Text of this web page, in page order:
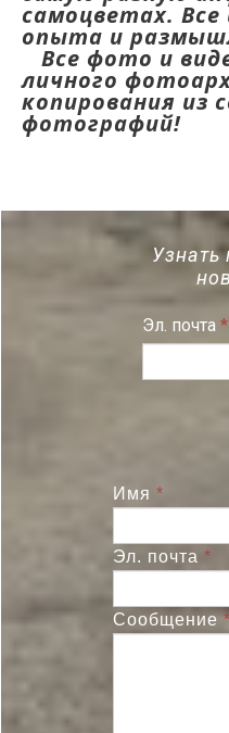
самоцветах. Все
опыта и
Все фото и
личного
копирования из
фотографий!
Эл. почта *
Имя *
Эл. почта *
Сообщение